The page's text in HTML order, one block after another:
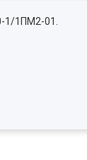
1/1ПМ2-01.